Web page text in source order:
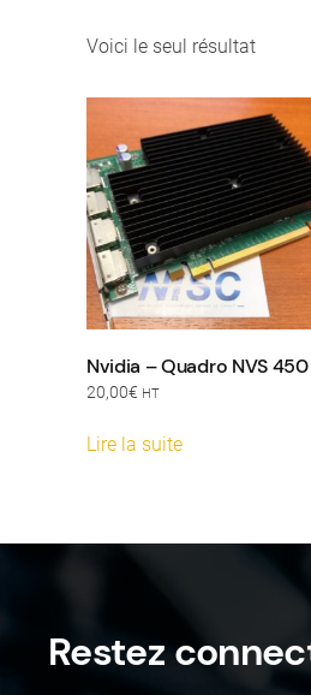
Voici le seul résultat
Nvidia – Quadro NVS 450
20,00€ HT
Lire la suite
Restez